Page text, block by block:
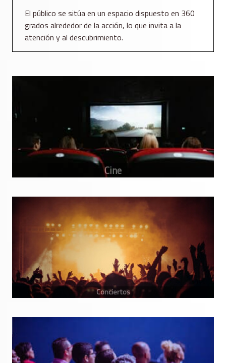
El público se sitúa en un espacio dispuesto en 360
grados alrededor de la acción, lo que invita a la
atención y al descubrimiento.